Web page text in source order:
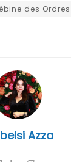
des
Azza